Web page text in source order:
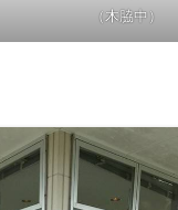
（木脇中）